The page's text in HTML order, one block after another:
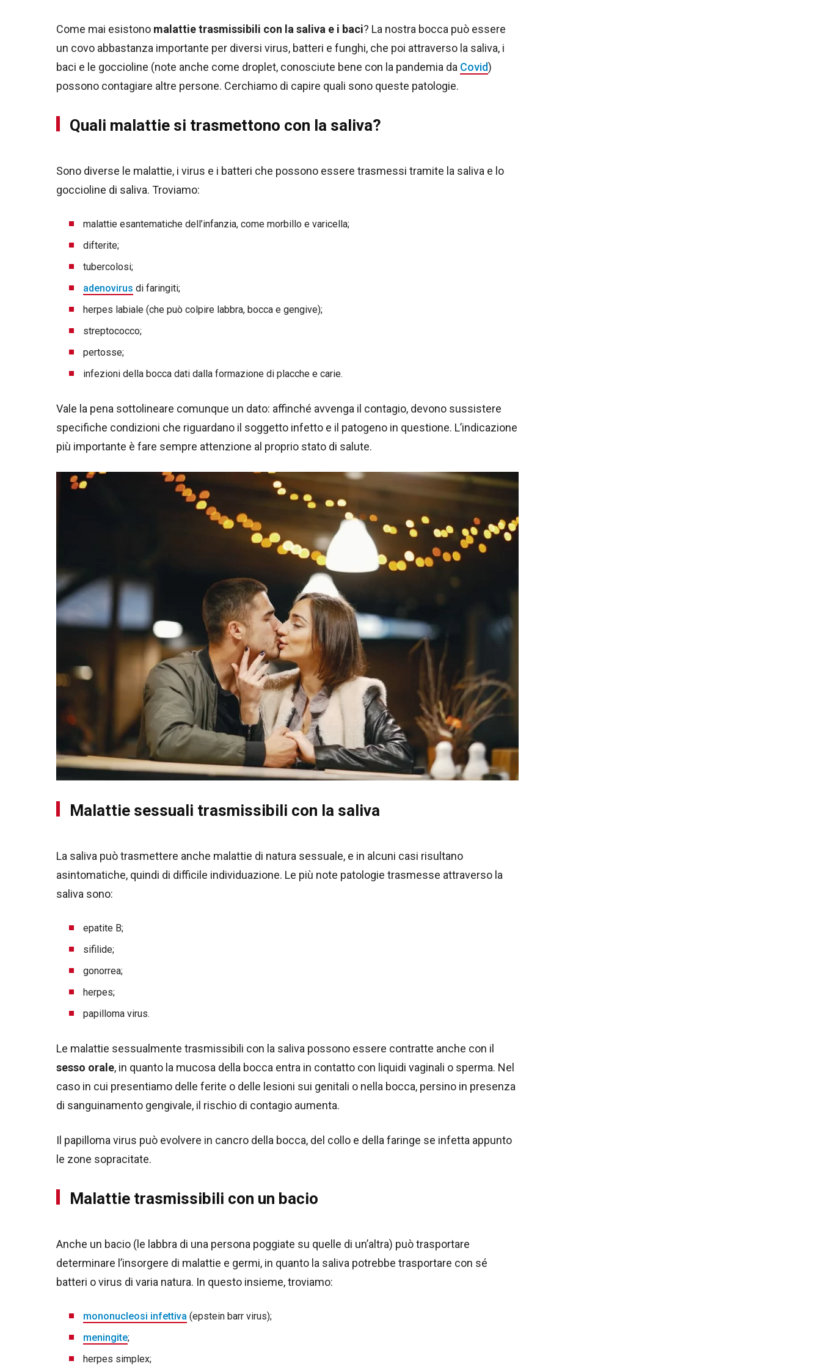
Come mai esistono malattie trasmissibili con la saliva e i baci? La nostra bocca può essere
un covo abbastanza importante per diversi virus, batteri e funghi, che poi attraverso la saliva, i
baci e le goccioline (note anche come droplet, conosciute bene con la pandemia da Covid)
possono contagiare altre persone. Cerchiamo di capire quali sono queste patologie.
Quali malattie si trasmettono con la saliva?
Sono diverse le malattie, i virus e i batteri che possono essere trasmessi tramite la saliva e lo
goccioline di saliva. Troviamo:
malattie esantematiche dell’infanzia, come morbillo e varicella;
difterite;
tubercolosi;
adenovirus di faringiti;
herpes labiale (che può colpire labbra, bocca e gengive);
streptococco;
pertosse;
infezioni della bocca dati dalla formazione di placche e carie.
Vale la pena sottolineare comunque un dato: affinché avvenga il contagio, devono sussistere
specifiche condizioni che riguardano il soggetto infetto e il patogeno in questione. L’indicazione
più importante è fare sempre attenzione al proprio stato di salute.
Malattie sessuali trasmissibili con la saliva
La saliva può trasmettere anche malattie di natura sessuale, e in alcuni casi risultano
asintomatiche, quindi di difficile individuazione. Le più note patologie trasmesse attraverso la
saliva sono:
epatite B;
sifilide;
gonorrea;
herpes;
papilloma virus.
Le malattie sessualmente trasmissibili con la saliva possono essere contratte anche con il
sesso orale, in quanto la mucosa della bocca entra in contatto con liquidi vaginali o sperma. Nel
caso in cui presentiamo delle ferite o delle lesioni sui genitali o nella bocca, persino in presenza
di sanguinamento gengivale, il rischio di contagio aumenta.
Il papilloma virus può evolvere in cancro della bocca, del collo e della faringe se infetta appunto
le zone sopracitate.
Malattie trasmissibili con un bacio
Anche un bacio (le labbra di una persona poggiate su quelle di un’altra) può trasportare
determinare l’insorgere di malattie e germi, in quanto la saliva potrebbe trasportare con sé
batteri o virus di varia natura. In questo insieme, troviamo:
mononucleosi infettiva (epstein barr virus);
meningite;
herpes simplex;